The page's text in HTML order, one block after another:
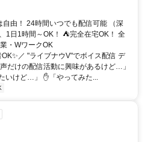
由！ 24時間いつでも配信可能 （深
1日1時間～OK！ ⛺完全在宅OK！ 全
・WワークOK
／ "ライブナウV"でボイス配信 デ
だけの配信活動に興味があるけど…」
いけど…」 ✋「やってみた...